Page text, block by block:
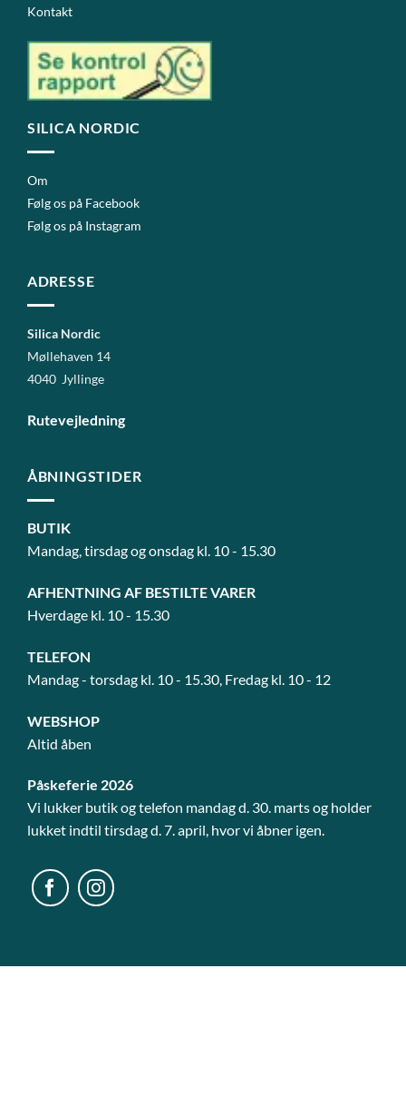
Kontakt
SILICA NORDIC
Om
Følg os på Facebook
Følg os på Instagram
ADRESSE
Silica Nordic
Møllehaven 14
4040 Jyllinge
Rutevejledning
ÅBNINGSTIDER
BUTIK
Mandag, tirsdag og onsdag kl. 10 - 15.30
AFHENTNING AF BESTILTE VARER
Hverdage kl. 10 - 15.30
TELEFON
Mandag - torsdag kl. 10 - 15.30, Fredag kl. 10 - 12
WEBSHOP
Altid åben
Påskeferie 2026
Vi lukker butik og telefon mandag d. 30. marts og holder
lukket indtil tirsdag d. 7. april, hvor vi åbner igen.